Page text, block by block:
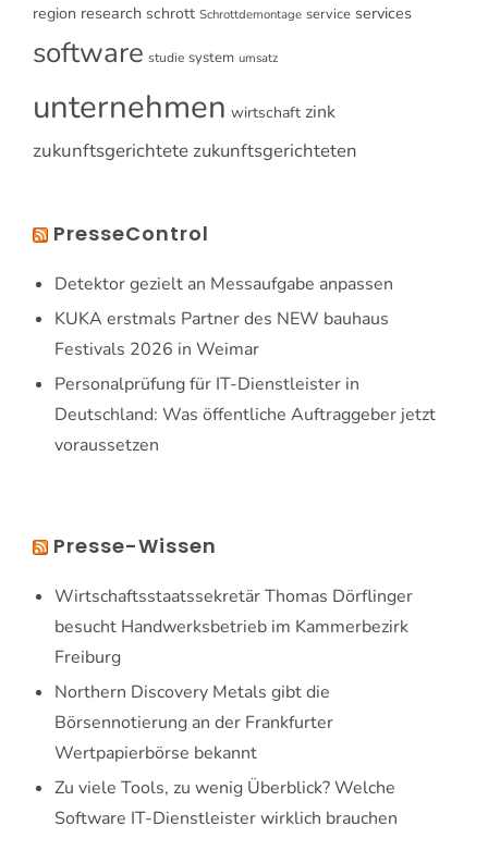
region research schrott Schrottdemontage service services
software studie system umsatz
unternehmen wirtschaft zink
zukunftsgerichtete zukunftsgerichteten
PresseControl
Detektor gezielt an Messaufgabe anpassen
KUKA erstmals Partner des NEW bauhaus
Festivals 2026 in Weimar
Personalprüfung für IT-Dienstleister in
Deutschland: Was öffentliche Auftraggeber jetzt
voraussetzen
Presse-Wissen
Wirtschaftsstaatssekretär Thomas Dörflinger
besucht Handwerksbetrieb im Kammerbezirk
Freiburg
Northern Discovery Metals gibt die
Börsennotierung an der Frankfurter
Wertpapierbörse bekannt
Zu viele Tools, zu wenig Überblick? Welche
Software IT-Dienstleister wirklich brauchen